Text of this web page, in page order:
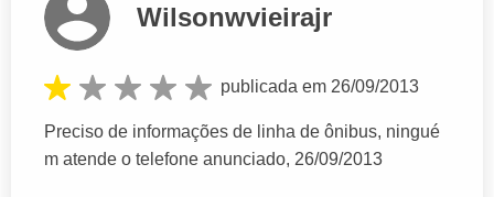
Wilsonwvieirajr
publicada em 26/09/2013
Preciso de informações de linha de ônibus, ningué
m atende o telefone anunciado, 26/09/2013